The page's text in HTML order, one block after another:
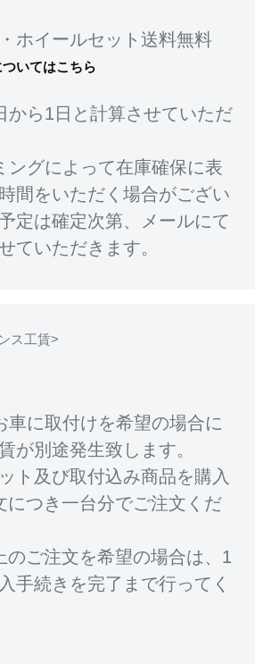
ホイールセット送料無料
いてはこちら
から1日と計算させていただ
ングによって在庫確保に表
間をいただく場合がござい
定は確定次第、メールにて
ていただきます。
ス工賃>
車に取付けを希望の場合に
が別途発生致します。
ト及び取付込み商品を購入
につき一台分でご注文くだ
ご注文を希望の場合は、1
手続きを完了まで行ってく